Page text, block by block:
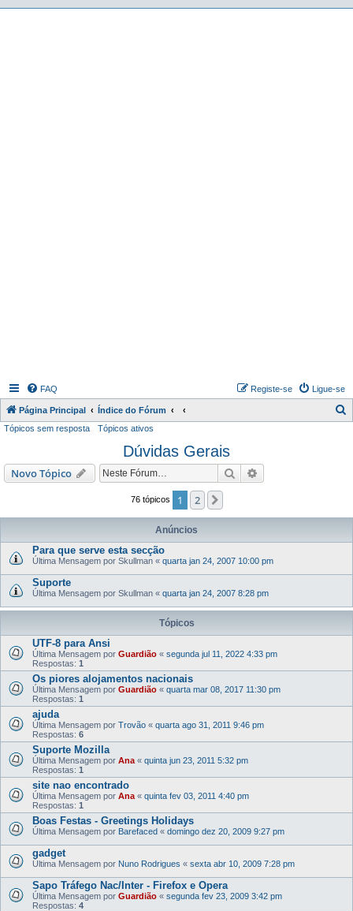
FAQ Ligue-se
Registe-se
Página Principal Índice do Fórum
a
Tópicos sem resposta Tópicos ativos
Dúvidas Gerais
Novo Tópico Pesquisar
76 tópicos 1 2
Anúncios
Para que serve esta secção
Última Mensagem por Skullman « quarta jan 24, 2007 10:00 pm
Suporte
Última Mensagem por Skullman « quarta jan 24, 2007 8:28 pm
Tópicos
UTF-8 para Ansi
Última Mensagem por Guardião « segunda jul 11, 2022 4:33 pm
Respostas: 1
Os piores alojamentos nacionais
Última Mensagem por Guardião « quarta mar 08, 2017 11:30 pm
Respostas: 1
ajuda
Última Mensagem por Trovão « quarta ago 31, 2011 9:46 pm
Respostas: 6
Suporte Mozilla
Última Mensagem por Ana « quinta jun 23, 2011 5:32 pm
Respostas: 1
site nao encontrado
Última Mensagem por Ana « quinta fev 03, 2011 4:40 pm
Respostas: 1
Boas Festas - Greetings Holidays
Última Mensagem por Barefaced « domingo dez 20, 2009 9:27 pm
gadget
Última Mensagem por Nuno Rodrigues « sexta abr 10, 2009 7:28 pm
Sapo Tráfego Nac/Inter - Firefox e Opera
Última Mensagem por Guardião « segunda fev 23, 2009 3:42 pm
Respostas: 4